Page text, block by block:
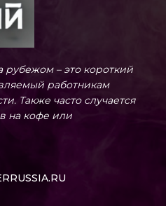
– это короткий
работникам
Также часто случается
на кофе или